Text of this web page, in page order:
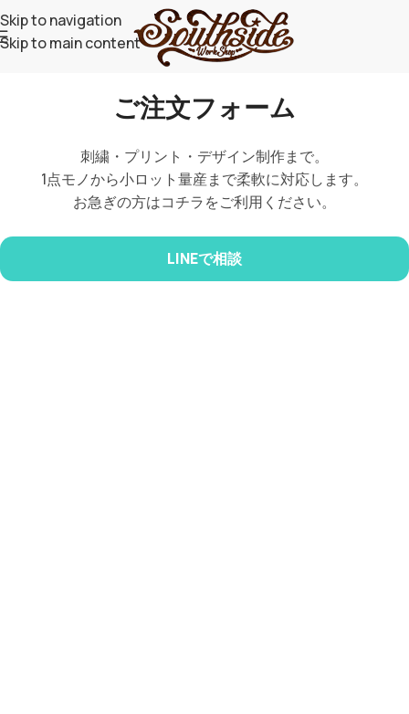
Skip to navigation
Skip to main content
ご注文フォーム
刺繍・プリント・デザイン制作まで。
1点モノから小ロット量産まで柔軟に対応します。
お急ぎの方はコチラをご利用ください。
LINEで相談